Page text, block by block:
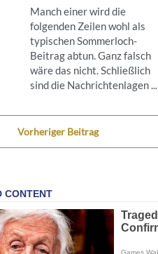
Manch einer wird die
folgenden Zeilen wohl als
typischen Sommerloch-
Beitrag abtun. Ganz falsch
wäre das nicht. Schließlich
sind die Nachrichtenlagen ...
Vorheriger Beitrag